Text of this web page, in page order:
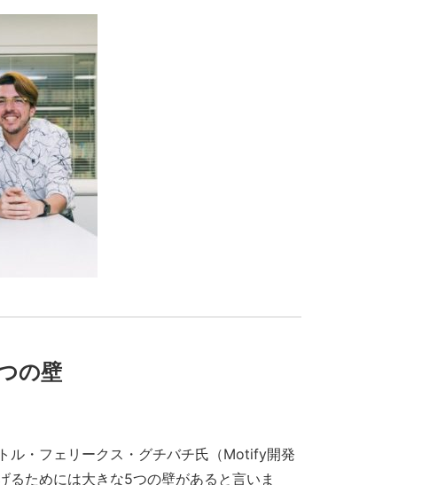
の壁
ル・フェリークス・グチバチ氏（Motify開発
るためには大きな5つの壁があると言いま